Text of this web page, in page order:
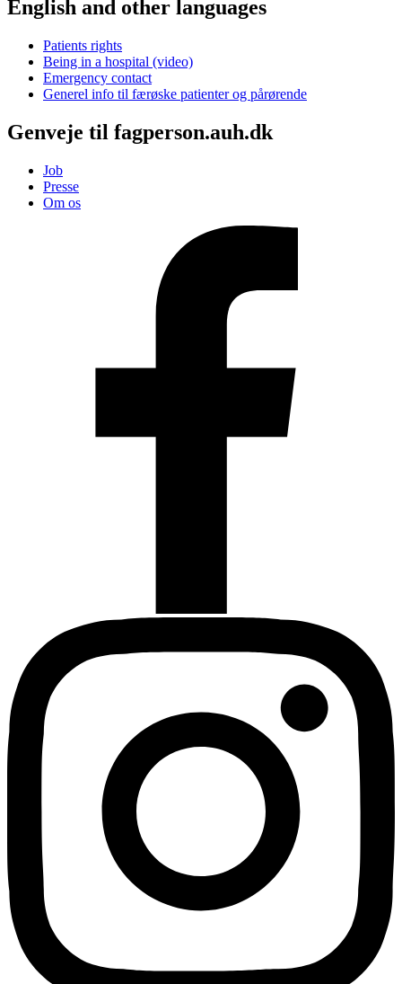
English and other languages
Patients rights
Being in a hospital (video)
Emergency contact
Generel info til færøske patienter og pårørende
Genveje til fagperson.auh.dk
Job
Presse
Om os